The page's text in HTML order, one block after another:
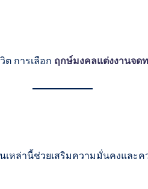
การเลือก ฤกษ์มงคลแต่งงานจด
หล่านี้ช่วยเสริมความมั่นคงและ